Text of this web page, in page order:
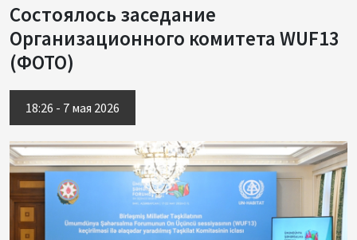
Состоялось заседание
Организационного комитета WUF13
(ФОТО)
18:26 - 7 мая 2026